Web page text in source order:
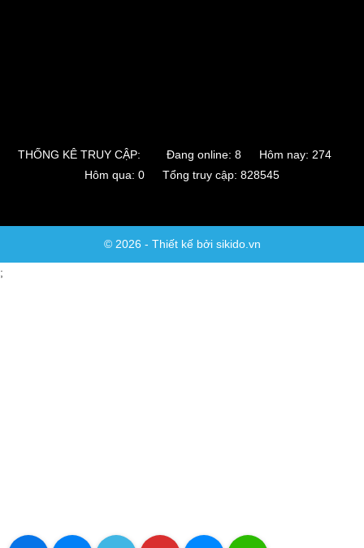
THỐNG KÊ TRUY CẬP:
Đang online: 8 Hôm nay: 274
Hôm qua: 0 Tổng truy cập: 828545
© 2026 - Thiết kế bởi sikido.vn
;